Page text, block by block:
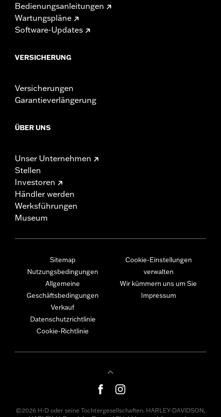
Bedienungsanleitungen
Wartungspläne
Software-Updates
VERSICHERUNG
Versicherungen
Garantieverlängerung
ÜBER UNS
Unser Unternehmen
Stellen
Investoren
Händler werden
Werksführungen
Museum
Sitemap
Nutzungsbedingungen
Allgemeine
Geschäftsbedingungen
Verkauf
Datenschutzrichtlinie
Cookie-Richtlinie
Cookie-Einstellungen
verwalten
Wir kümmern uns um Sie
Impressum
©2026 H-D oder seine Tochtergesellschaften. HARLEY-DAVIDSON,